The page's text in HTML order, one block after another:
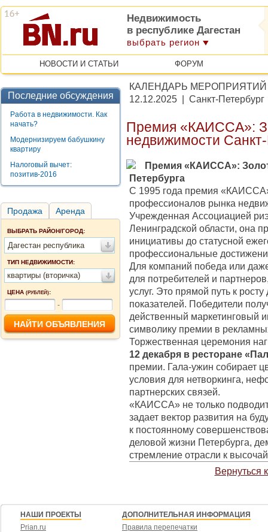
Недвижимость
в республике Дагестан
выбрать регион
НОВОСТИ И СТАТЬИ ФОРУМ
Последние обсуждения
Работа в недвижимости. Как
начать?
Модернизируем бабушкину
квартиру
Налоговый вычет:
позитив-2016
Продажа Аренда
ВЫБРАТЬ РАЙОН/ГОРОД:
Дагестан республика
ТИП НЕДВИЖИМОСТИ:
квартиры (вторичка)
ЦЕНА (РУБЛЕЙ):
-
КАЛЕНДАРЬ МЕРОПРИЯТИЙ
12.12.2025 | Санкт-
Премия «КАИССА»:
недвижимости
Премия «КАИССА»:
Петербурга
С 1995 года премия
профессионалов рынка
Учрежденная Ассоциацией
Ленинградской области, она
инициативы до статусной
профессиональные
Для компаний победа или
для потребителей и
услуг. Это прямой путь к
показателей. Победители
действенный маркетинговый
символику премии в
Торжественная церемония
12 декабря в ресторане
премии. Гала-ужин собирает
условия для нетворкинга,
партнерских связей.
«КАИССА» не только
задает вектор развития на
к постоянному
деловой жизни Петербурга,
стремление отрасли к
Вернуться
НАШИ ПРОЕКТЫ
Prian.ru
ДОПОЛНИТЕЛЬНАЯ ИНФОРМАЦИЯ
Правила перепечатки